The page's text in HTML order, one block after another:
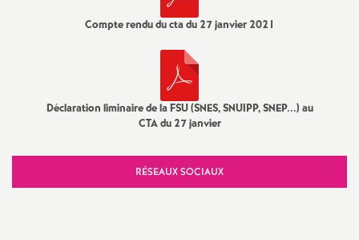
i
n
a
l
Compte rendu du cta du 27 janvier 2021
Déclaration liminaire de la FSU (SNES, SNUIPP, SNEP...) au
CTA du 27 janvier
RÉSEAUX SOCIAUX